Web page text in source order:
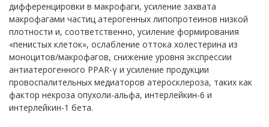
дифференцировки в макрофаги, усиление захвата
макрофагами частиц атерогенных липопротеинов низкой
плотности и, соответственно, усиление формирования
«пенистых клеток», ослабление оттока холестерина из
моноцитов/макрофагов, снижение уровня экспрессии
антиатерогенного PPAR-γ и усиление продукции
провоспалительных медиаторов атеросклероза, таких как
фактор некроза опухоли-альфа, интерлейкин-6 и
интерлейкин-1 бета.